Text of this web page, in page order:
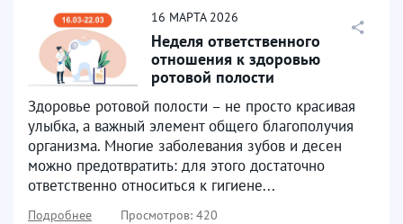
16 МАРТА 2026
Неделя ответственного
отношения к здоровью
ротовой полости
Здоровье ротовой полости – не просто красивая
улыбка, а важный элемент общего благополучия
организма. Многие заболевания зубов и десен
можно предотвратить: для этого достаточно
ответственно относиться к гигиене...
Подробнее Просмотров: 420